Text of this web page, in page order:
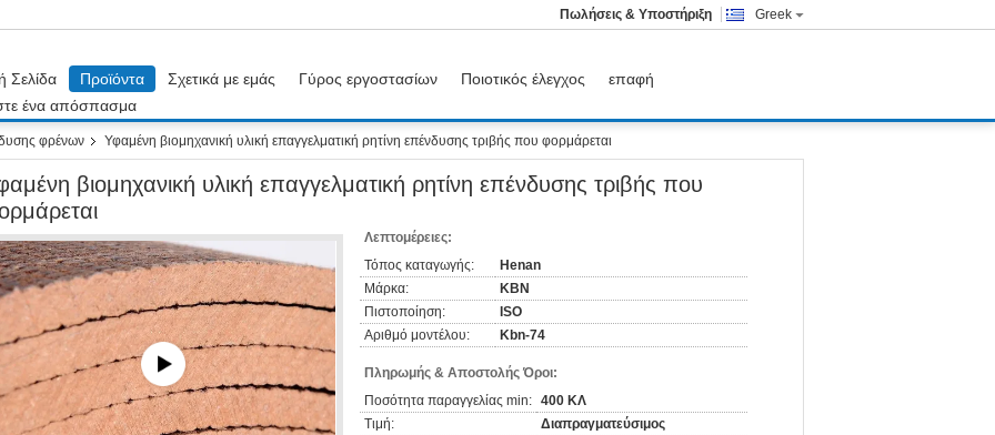
Greek
Πωλήσεις & Υποστήριξη
Σελίδα Προϊόντα Σχετικά με εμάς Γύρος εργοστασίων Ποιοτικός έλεγχος
επαφή
ένα απόσπασμα
φρένων Υφαμένη βιομηχανική υλική επαγγελματική ρητίνη επένδυσης τριβής που φορμάρεται
βιομηχανική υλική επαγγελματική ρητίνη επένδυσης τριβής που
Λεπτομέρειες:
Τόπος καταγωγής:
Henan
Μάρκα:
KBN
Πιστοποίηση:
ISO
Αριθμό μοντέλου:
Kbn-74
Πληρωμής & Αποστολής Όροι:
Ποσότητα παραγγελίας min: 400 ΚΛ
Τιμή:
Διαπραγματεύσιμος